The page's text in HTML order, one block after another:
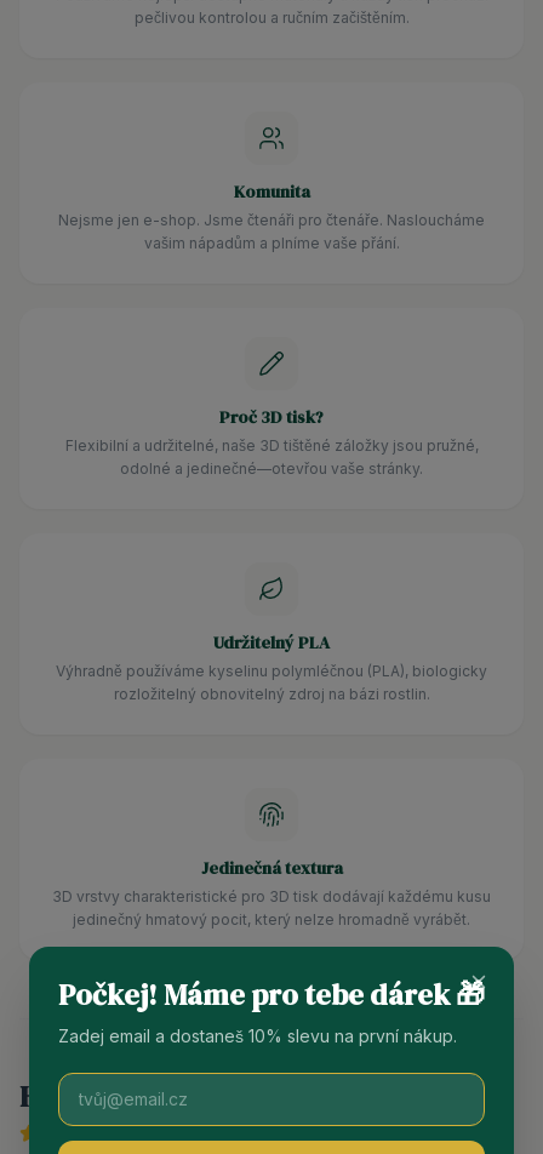
pečlivou kontrolou a ručním začištěním.
Komunita
Nejsme jen e-shop. Jsme čtenáři pro čtenáře. Nasloucháme
vašim nápadům a plníme vaše přání.
Proč 3D tisk?
Flexibilní a udržitelné, naše 3D tištěné záložky jsou pružné,
odolné a jedinečné—otevřou vaše stránky.
Udržitelný PLA
Výhradně používáme kyselinu polymléčnou (PLA), biologicky
rozložitelný obnovitelný zdroj na bázi rostlin.
Jedinečná textura
3D vrstvy charakteristické pro 3D tisk dodávají každému kusu
jedinečný hmatový pocit, který nelze hromadně vyrábět.
Hodnocení produktu
5/ 5 (6recenzí)
Počkej! Máme pro tebe dárek 🎁
Zadej email a dostaneš 10% slevu na první nákup.